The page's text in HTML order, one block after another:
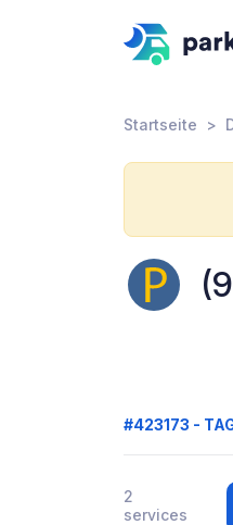
Startseite
#423173 -
2
services